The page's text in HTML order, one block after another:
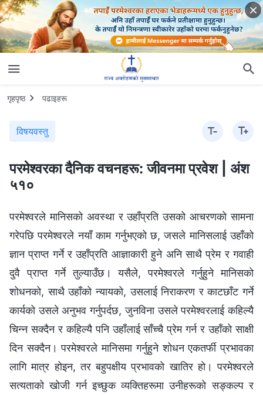
गृहपृष्ठ पढाइहरू
विषयवस्तु
परमेश्‍वरका दैनिक वचनहरू: जीवनमा प्रवेश | अंश
५१०
परमेश्‍वरले मानिसको अवस्था र उहाँप्रति उसको आचरणको सामना
गरेपछि परमेश्‍वरले नयाँ काम गर्नुभएको छ, जसले मानिसलाई उहाँको
ज्ञान प्राप्त गर्ने र उहाँप्रति आज्ञाकारी हुने अनि साथै प्रेम र गवाही
दुवै प्राप्त गर्ने तुल्याउँछ। यसैले, परमेश्‍वरले गर्नुहुने मानिसको
शोधनको, साथै उहाँको न्यायको, उसलाई निराकरण र काटछाँट गर्ने
कार्यको उसले अनुभव गर्नुपर्दछ, जुनविना उसले परमेश्‍वरलाई कहिल्यै
चिन्न सक्दैन र कहिल्यै पनि उहाँलाई साँच्चै प्रेम गर्न र उहाँको साक्षी
दिन सक्दैन। परमेश्‍वरले मानिसमा गर्नुहुने शोधन एकतर्फी प्रभावका
लागि मात्र होइन, तर बहुपक्षीय प्रभावको खातिर हो। परमेश्‍वरले
सत्यताको खोजी गर्न इच्छुक व्यक्तिहरूमा उनीहरूको सङ्कल्प र